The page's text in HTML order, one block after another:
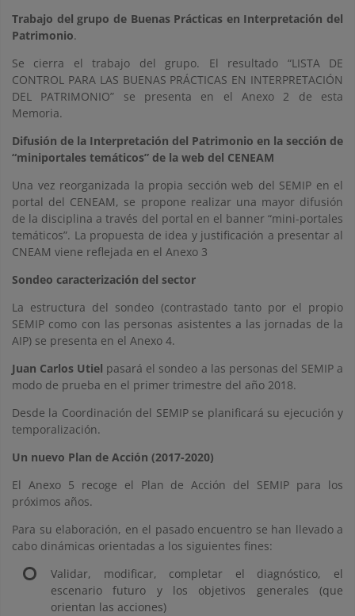
Trabajo del grupo de Buenas Prácticas en Interpretación del
Patrimonio.
Se cierra el trabajo del grupo. El resultado “LISTA DE
CONTROL PARA LAS BUENAS PRÁCTICAS EN INTERPRETACIÓN
DEL PATRIMONIO” se presenta en el Anexo 2 de esta
Memoria.
Difusión de la Interpretación del Patrimonio en la sección de
“miniportales temáticos” de la web del CENEAM
Una vez reorganizada la propia sección web del SEMIP en el
portal del CENEAM, se propone realizar una mayor difusión
de la disciplina a través del portal en el banner “mini-portales
temáticos”. La propuesta de idea y justificación a presentar al
CNEAM viene reflejada en el Anexo 3
Sondeo caracterización del sector
La estructura del sondeo (contrastado tanto por el propio
SEMIP como con las personas asistentes a las jornadas de la
AIP) se presenta en el Anexo 4.
Juan Carlos Utiel pasará el sondeo a las personas del SEMIP a
modo de prueba en el primer trimestre del año 2018.
Desde la Coordinación del SEMIP se planificará su ejecución y
temporalización.
Un nuevo Plan de Acción (2017-2020)
El Anexo 5 recoge el Plan de Acción del SEMIP para los
próximos años.
Para su elaboración, en el pasado encuentro se han llevado a
cabo dinámicas orientadas a los siguientes fines:
Validar, modificar, completar el diagnóstico, el
escenario futuro y los objetivos generales (que
orientan las acciones)